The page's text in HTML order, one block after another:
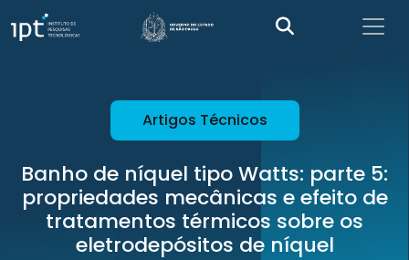
Artigos Técnicos
Banho de níquel tipo Watts: parte 5:
propriedades mecânicas e efeito de
tratamentos térmicos sobre os
eletrodepósitos de níquel